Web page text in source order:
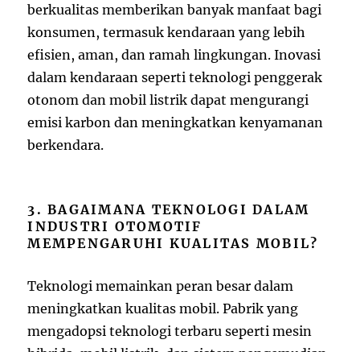
berkualitas memberikan banyak manfaat bagi
konsumen, termasuk kendaraan yang lebih
efisien, aman, dan ramah lingkungan. Inovasi
dalam kendaraan seperti teknologi penggerak
otonom dan mobil listrik dapat mengurangi
emisi karbon dan meningkatkan kenyamanan
berkendara.
3. BAGAIMANA TEKNOLOGI DALAM
INDUSTRI OTOMOTIF
MEMPENGARUHI KUALITAS MOBIL?
Teknologi memainkan peran besar dalam
meningkatkan kualitas mobil. Pabrik yang
mengadopsi teknologi terbaru seperti mesin